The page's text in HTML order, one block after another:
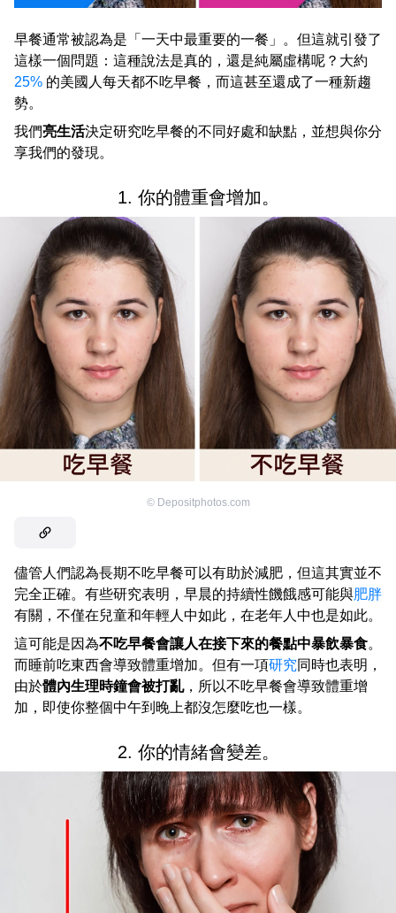
早餐通常被認為是「一天中最重要的一餐」。但這就引發了
這樣一個問題：這種說法是真的，還是純屬虛構呢？大約
25% 的美國人每天都不吃早餐，而這甚至還成了一種新趨
勢。
我們亮生活決定研究吃早餐的不同好處和缺點，並想與你分
享我們的發現。
1. 你的體重會增加。
© Depositphotos.com
儘管人們認為長期不吃早餐可以有助於減肥，但這其實並不
完全正確。有些研究表明，早晨的持續性饑餓感可能與肥胖
有關，不僅在兒童和年輕人中如此，在老年人中也是如此。
這可能是因為不吃早餐會讓人在接下來的餐點中暴飲暴食。
而睡前吃東西會導致體重增加。但有一項研究 同時也表明，
由於體內生理時鐘會被打亂，所以不吃早餐會導致體重增
加，即使你整個中午到晚上都沒怎麼吃也一樣。
2. 你的情緒會變差。